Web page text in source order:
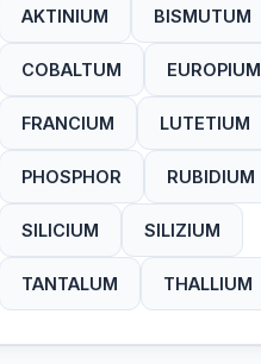
AKTINIUM BISMUTUM
COBALTUM EUROPIUM
FRANCIUM LUTETIUM
PHOSPHOR RUBIDIUM
SILICIUM SILIZIUM
TANTALUM THALLIUM